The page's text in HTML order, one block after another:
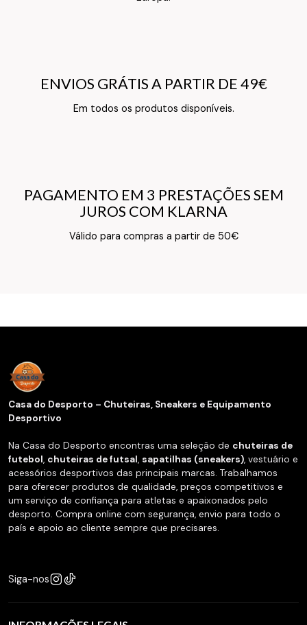
ENVIOS GRÁTIS A PARTIR DE 49€
Em todos os produtos disponíveis.
ENVIOS GRÁTIS A PARTIR DE 49€
Texto do Verso do Cartão de Informação
PAGAMENTO EM 3 PRESTAÇÕES SEM
JUROS COM KLARNA
Válido para compras a partir de 50€
PAGAMENTO EM 3 PRESTAÇÕES SEM
JUROS COM KLARNA
Texto do Verso do Cartão de Informação
Casa do Desporto – Chuteiras, Sneakers e Equipamento
Desportivo
Na Casa do Desporto encontras uma seleção de chuteiras de
futebol, chuteiras de futsal, sapatilhas (sneakers), vestuário e
acessórios desportivos das principais marcas. Trabalhamos
para oferecer produtos de qualidade, preços competitivos e
um serviço de confiança para atletas e apaixonados pelo
desporto. Compra online com segurança, envio para todo o
país e apoio ao cliente sempre que precisares.
Siga-nos